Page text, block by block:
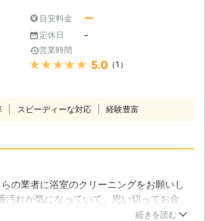
掃除を、誠心誠意おこなっています。
3、自分がして欲しい事を人にしてあ
げる 自分がやってもらって嬉しいと
思えるようなサービスを提供するた
め、スタッフ一人、一人が常に「やっ
状況によってお客様のご希望はさまざ
リーニングなどのサービスを提供して
いる「エコライフあきた」。 「キッ
チンを綺麗にしてほしい」「お家丸ご
目安料金 ー
定休日 -
営業時間
★★★★★ 5.0（1）
スピーディーな対応 経験豊富
の業者に浴室のクリーニングをお願いし
汚れが気になっていて、思い切ってお金
もらいましたが大正解でした。予約もスム
続きを読む